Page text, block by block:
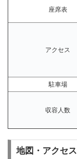
座席表
アクセス
駐車場
収容人数
地図・アクセス